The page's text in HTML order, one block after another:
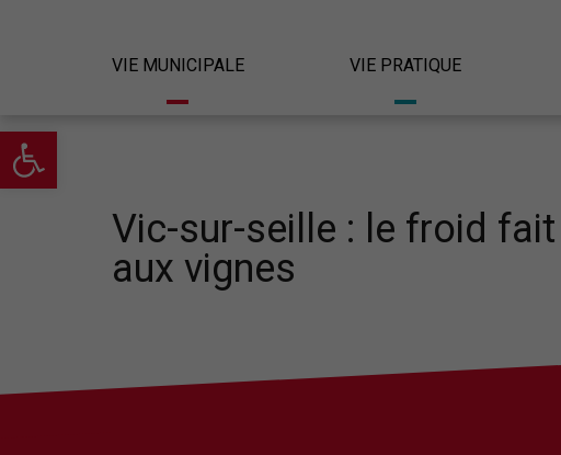
Ouvrir la barre d’outils
VIE MUNICIPALE VIE PRATIQUE
Vic-sur-seille : le froid
aux vignes